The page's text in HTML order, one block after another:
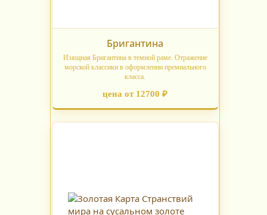
Бригантина
Изящная Бригантина в темной раме. Отражение
морской классики в оформлении премиального
класса.
цена от 12700 ₽